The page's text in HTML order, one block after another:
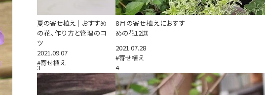
夏の寄せ植え｜おすすめ
の花、作り方と管理のコ
ツ
2021.09.07
#寄せ植え
8月の寄せ植えにおすす
めの花12選
2021.07.28
#寄せ植え
3
4